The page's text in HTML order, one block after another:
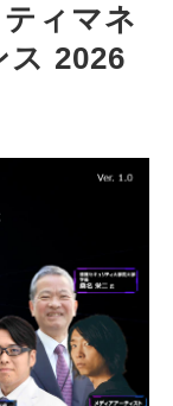
ィマネ
ス 2026